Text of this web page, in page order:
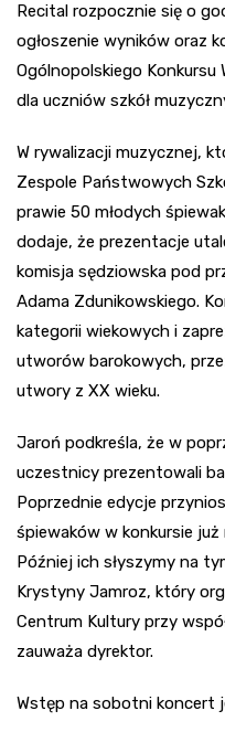
Recital rozpocznie się o
ogłoszenie wyników oraz
Ogólnopolskiego Konkursu
dla uczniów szkół
W rywalizacji muzycznej,
Zespole Państwowych
prawie 50 młodych
dodaje, że prezentacje
komisja sędziowska pod
Adama Zdunikowskiego.
kategorii wiekowych i
utworów barokowych,
utwory z XX wieku.
Jaroń podkreśla, że w
uczestnicy prezentowali
Poprzednie edycje
śpiewaków w konkursie
Później ich słyszymy na
Krystyny Jamroz, który
Centrum Kultury przy
zauważa dyrektor.
Wstęp na sobotni koncert